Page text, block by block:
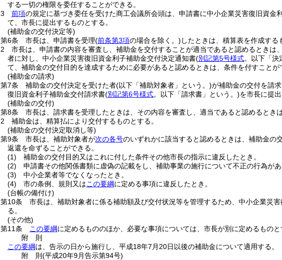
する一切の権限を委任することができる。
3
前項の規定に基づき委任を受けた商工会議所会頭は、申請書に中小企業災害復旧資金
て、市長に提出するものとする。
(補助金の交付決定等)
第6条
市長は、申請書を受理(前条第3項の場合を除く。) したときは、積算表を作成する
2
市長は、申請書の内容を審査し、補助金を交付することが適当であると認めるとき
者に対し、中小企業災害復旧資金利子補助金交付決定通知書(別記第5号様式。以下「決
て、補助金の交付目的を達成するために必要があると認めるときは、条件を付すことが
(補助金の請求)
第7条
補助金の交付決定を受けた者(以下「補助対象者」という。)が補助金の交付を請
復旧資金利子補助金交付請求書(別記第6号様式。以下「請求書」という。)を市長に提
(補助金の交付)
第8条
市長は、請求書を受理したときは、その内容を審査し、適当であると認めるとき
2
補助金は、精算払により交付するものとする。
(補助金の交付決定取消し等)
第9条
市長は、補助対象者が次の各号のいずれかに該当すると認めるときは、補助金の
返還を命ずることができる。
(1)
補助金の交付目的又はこれに付した条件その他市長の指示に違反したとき。
(2)
申請書その他関係書類に虚偽の記載をし、補助事業の施行について不正の行為があ
(3)
中小企業者等でなくなったとき。
(4)
市の条例、規則又はこの要綱に定める事項に違反したとき。
(台帳の備付け)
第10条
市長は、補助対象者に係る補助額及び交付状況等を管理するため、中小企業災
る。
(その他)
第11条
この要綱に定めるもののほか、必要な事項については、市長が別に定めるものと
附 則
この要綱は、告示の日から施行し、平成18年7月20日以後の補助金について適用する。
附 則(平成20年9月告示第94号)